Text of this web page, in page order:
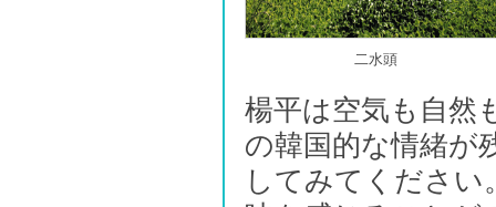
二水頭
楊平は空気も自然
の韓国的な情緒が
してみてください